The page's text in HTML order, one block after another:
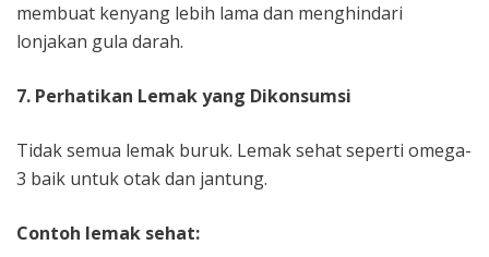
membuat kenyang lebih lama dan menghindari
lonjakan gula darah.
7. Perhatikan Lemak yang Dikonsumsi
Tidak semua lemak buruk. Lemak sehat seperti omega-
3 baik untuk otak dan jantung.
Contoh lemak sehat: